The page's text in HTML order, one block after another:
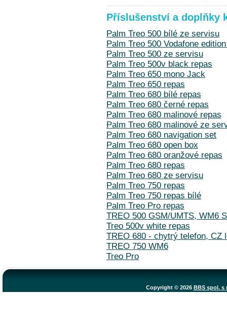
Příslušenství a doplňky
Palm Treo 500 bílé ze servisu
Palm Treo 500 Vodafone
Palm Treo 500 ze servisu
Palm Treo 500v black repas
Palm Treo 650 mono Jack
Palm Treo 650 repas
Palm Treo 680 bílé repas
Palm Treo 680 černé repas
Palm Treo 680 malinové repas
Palm Treo 680 malinové ze
Palm Treo 680 navigation set
Palm Treo 680 open box
Palm Treo 680 oranžové repas
Palm Treo 680 repas
Palm Treo 680 ze servisu
Palm Treo 750 repas
Palm Treo 750 repas bílé
Palm Treo Pro repas
TREO 500 GSM/UMTS, WM6
Treo 500v white repas
TREO 680 - chytrý telefon, CZ
TREO 750 WM6
Treo Pro
Copyright © 2026 BBS spol. s